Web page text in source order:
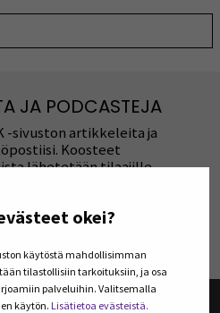
okei?
käytöstä mahdollisimman
tilastollisiin tarkoituksiin, ja osa
palveluihin. Valitsemalla
käytön. Lisätietoa evästeistä.
JA PODCASTEJA
-sivuston artikkeleita ja
Koosteet
lähetetään tilaajille